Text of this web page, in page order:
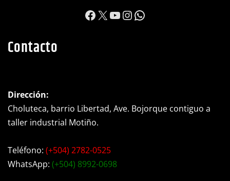
https://
X YouTube
Instagram
WhatsApp
Contacto
Dirección:
Choluteca, barrio Libertad, Ave. Bojorque contiguo a
taller industrial Motiño.
Teléfono: (+504) 2782-0525
WhatsApp: (+504) 8992-0698